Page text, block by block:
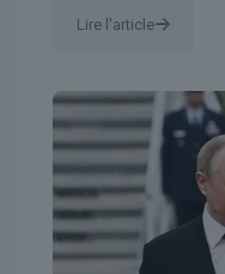
Lire l'article